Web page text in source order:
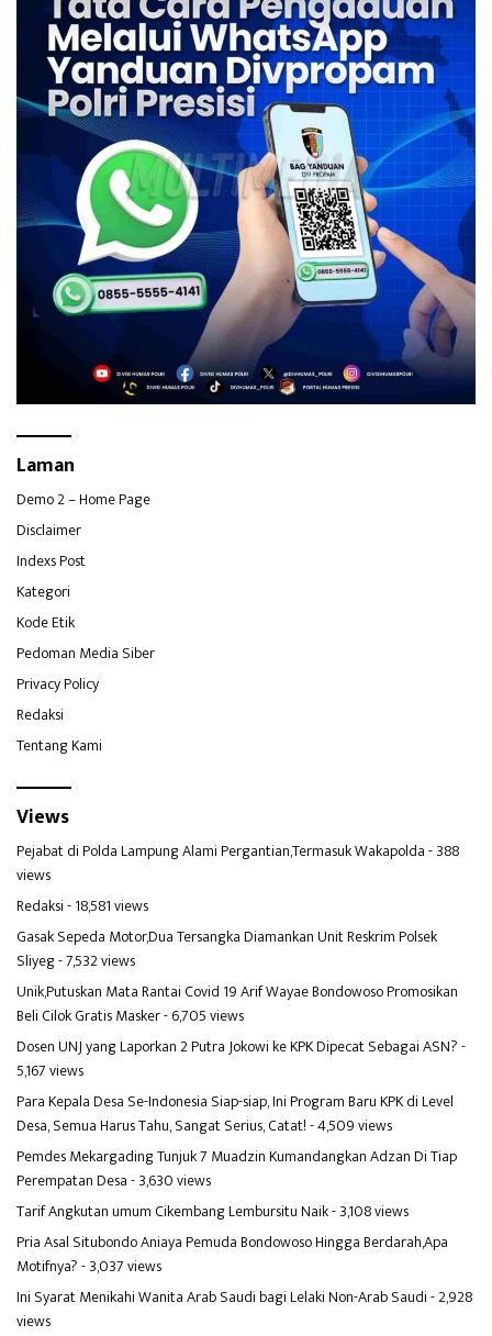
Laman
Demo 2 – Home Page
Disclaimer
Indexs Post
Kategori
Kode Etik
Pedoman Media Siber
Privacy Policy
Redaksi
Tentang Kami
Views
Pejabat di Polda Lampung Alami Pergantian,Termasuk Wakapolda- 388
views
Redaksi- 18,581 views
Gasak Sepeda Motor,Dua Tersangka Diamankan Unit Reskrim Polsek
Sliyeg- 7,532 views
Unik,Putuskan Mata Rantai Covid 19 Arif Wayae Bondowoso Promosikan
Beli Cilok Gratis Masker- 6,705 views
Dosen UNJ yang Laporkan 2 Putra Jokowi ke KPK Dipecat Sebagai ASN?-
5,167 views
Para Kepala Desa Se-Indonesia Siap-siap, Ini Program Baru KPK di Level
Desa, Semua Harus Tahu, Sangat Serius, Catat!- 4,509 views
Pemdes Mekargading Tunjuk 7 Muadzin Kumandangkan Adzan Di Tiap
Perempatan Desa- 3,630 views
Tarif Angkutan umum Cikembang Lembursitu Naik- 3,108 views
Pria Asal Situbondo Aniaya Pemuda Bondowoso Hingga Berdarah,Apa
Motifnya?- 3,037 views
Ini Syarat Menikahi Wanita Arab Saudi bagi Lelaki Non-Arab Saudi- 2,928
views